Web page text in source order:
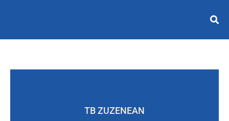
TB ZUZENEAN